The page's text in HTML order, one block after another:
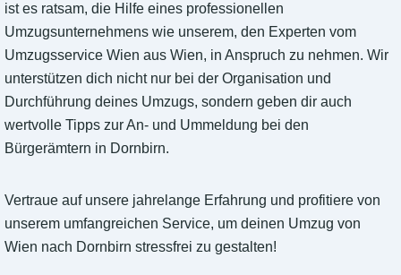
ist es ratsam, die Hilfe eines professionellen
Umzugsunternehmens wie unserem, den Experten vom
Umzugsservice Wien aus Wien, in Anspruch zu nehmen. Wir
unterstützen dich nicht nur bei der Organisation und
Durchführung deines Umzugs, sondern geben dir auch
wertvolle Tipps zur An- und Ummeldung bei den
Bürgerämtern in Dornbirn.
Vertraue auf unsere jahrelange Erfahrung und profitiere von
unserem umfangreichen Service, um deinen Umzug von
Wien nach Dornbirn stressfrei zu gestalten!